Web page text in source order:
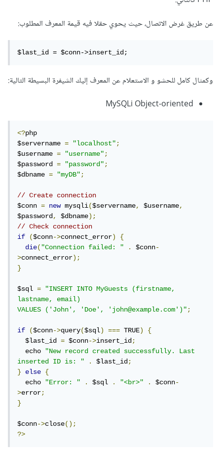
عن طريق غرض الاتصال، حيث يحوي حقلا فيه قيمة المعرف المطلوب:
$last_id = $conn->insert_id;
وكمثال كامل للحشو و الاستعلام عن المعرف إليك الشيفرة البسيطة التالية:
MySQLi Object-oriented
<?php
$servername = "localhost";
$username = "username";
$password = "password";
$dbname = "myDB";
// Create connection
$conn = new mysqli($servername, $username,
$password, $dbname);
// Check connection
if
($conn->connect_error)
{
die("Connection failed: " . $conn-
>connect_error);
}
$sql =
"INSERT INTO MyGuests (firstname,
lastname, email)
VALUES ('John', 'Doe', 'john@example.com')";
if ($conn->query($sql) === TRUE)
{
  $last_id
= $conn->insert_id;
  echo
"New record created successfully. Last
inserted ID is: "
. $last_id;
}
else
{
  echo
"Error: " . $sql . "<br>" . $conn-
>error;
}
$conn->close();
?>